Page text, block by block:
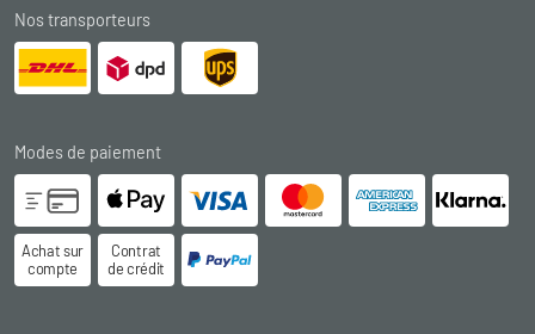
Nos transporteurs
Modes de paiement
Achat sur
compte
Contrat
de crédit